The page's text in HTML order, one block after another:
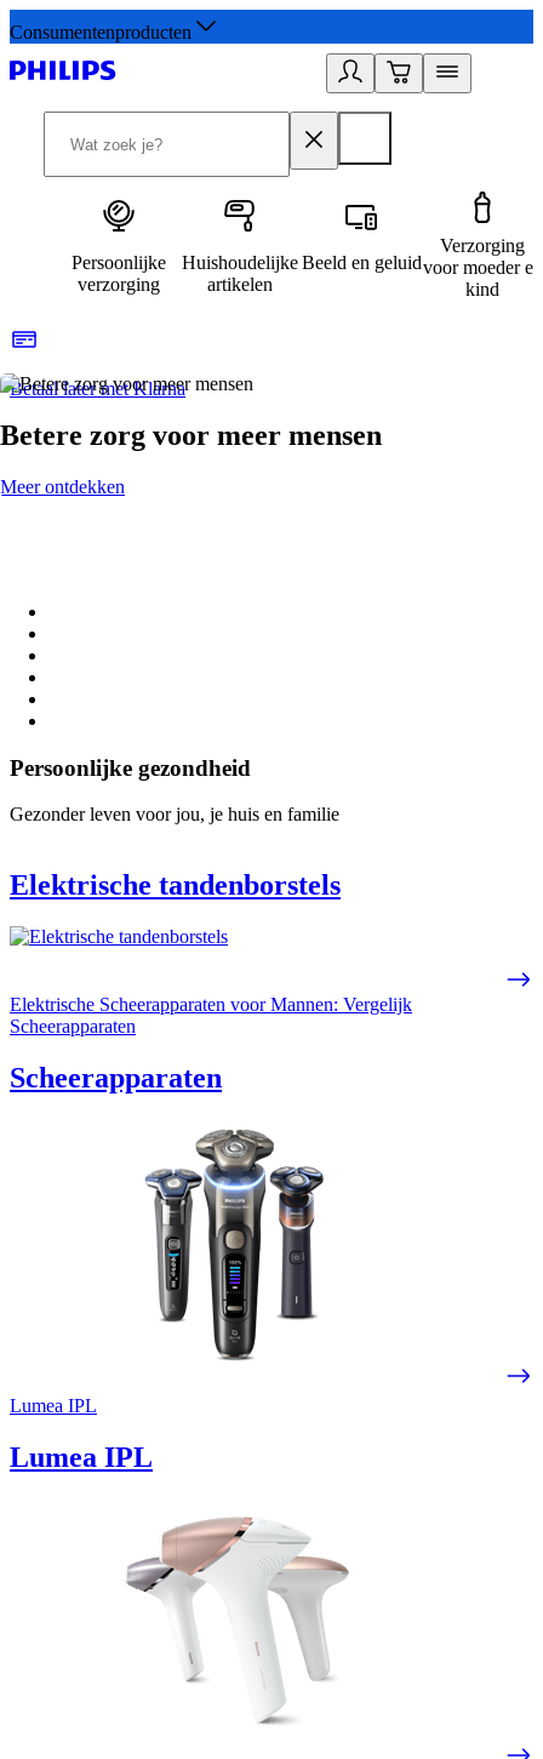
Consumentenproducten
Persoonlijke
verzorging
Huishoudelijke
artikelen
Beeld en geluid
Verzorging
voor moeder en
kind
Betaal later met Klarna
Betere zorg voor meer mensen
Meer ontdekken
Persoonlijke gezondheid
Gezonder leven voor jou, je huis en familie
Elektrische tandenborstels
Elektrische Scheerapparaten voor Mannen: Vergelijk
Scheerapparaten
Scheerapparaten
Lumea IPL
Lumea IPL